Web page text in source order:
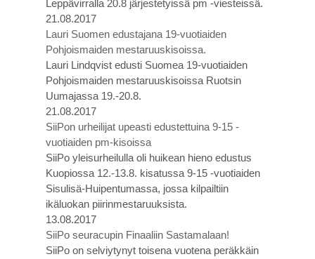
Leppävirralla 20.8 järjestetyissä pm -viesteissä.
21.08.2017
Lauri Suomen edustajana 19-vuotiaiden
Pohjoismaiden mestaruuskisoissa.
Lauri Lindqvist edusti Suomea 19-vuotiaiden
Pohjoismaiden mestaruuskisoissa Ruotsin
Uumajassa 19.-20.8.
21.08.2017
SiiPon urheilijat upeasti edustettuina 9-15 -
vuotiaiden pm-kisoissa
SiiPo yleisurheilulla oli huikean hieno edustus
Kuopiossa 12.-13.8. kisatussa 9-15 -vuotiaiden
Sisulisä-Huipentumassa, jossa kilpailtiin
ikäluokan piirinmestaruuksista.
13.08.2017
SiiPo seuracupin Finaaliin Sastamalaan!
SiiPo on selviytynyt toisena vuotena peräkkäin